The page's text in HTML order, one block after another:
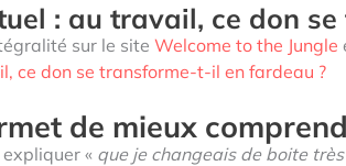
: au travail, ce don
sur le site Welcome to the Jungle
ce don se transforme-t-il en fardeau ?
de mieux
« que je changeais de boite très